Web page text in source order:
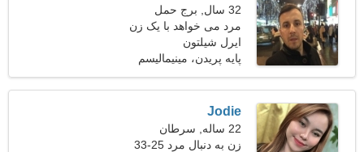
32 سال, برج حمل
مرد می خواهد با یک زن
ملاقات کند
ایرل شیلتون
پایه پریدن، مینیمالیسم
Jodie
22 ساله, سرطان
زن به دنبال مرد 25-33